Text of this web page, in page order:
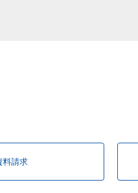
料請求